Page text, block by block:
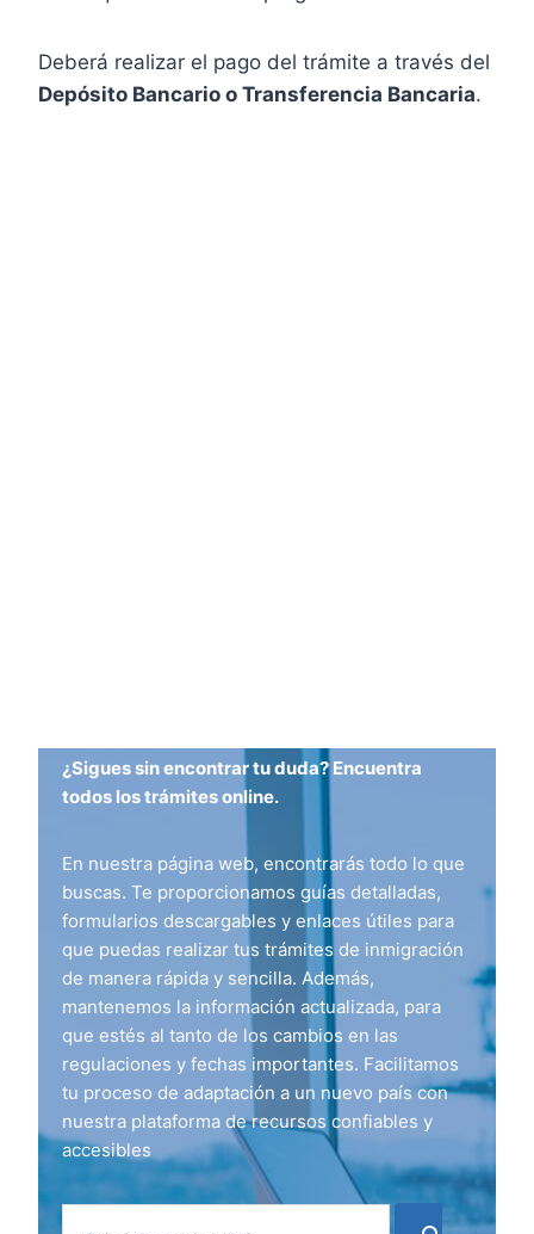
Deberá realizar el pago del trámite a través del
Depósito Bancario o Transferencia Bancaria.
¿Sigues sin encontrar tu duda? Encuentra
todos los trámites online.
En nuestra página web, encontrarás todo lo que
buscas. Te proporcionamos guías detalladas,
formularios descargables y enlaces útiles para
que puedas realizar tus trámites de inmigración
de manera rápida y sencilla. Además,
mantenemos la información actualizada, para
que estés al tanto de los cambios en las
regulaciones y fechas importantes. Facilitamos
tu proceso de adaptación a un nuevo país con
nuestra plataforma de recursos confiables y
accesibles